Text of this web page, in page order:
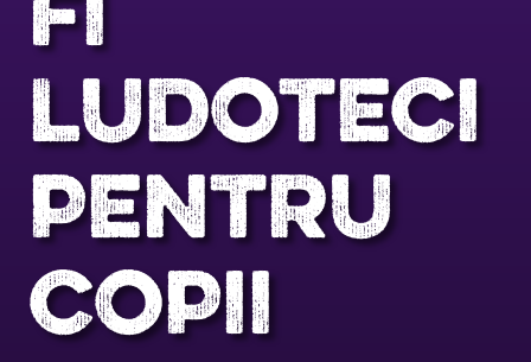
LUDOTECI
PENTRU
COPII